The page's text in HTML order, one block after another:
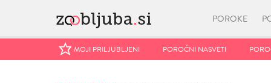
POROKE
MOJI PRILJUBLJENI POROČNI NASVETI
MOJI PRILJUBLJENI POROČNI NASVETI